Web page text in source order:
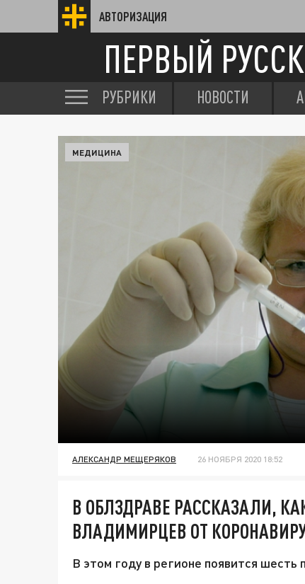
АВТОРИЗАЦИЯ
ПЕРВЫЙ
РУБРИКИ НОВОСТИ
МЕДИЦИНА
АЛЕКСАНДР МЕЩЕРЯКОВ 26 НОЯБРЯ 2020 18:52
В ОБЛЗДРАВЕ РАССКАЗАЛИ,
ВЛАДИМИРЦЕВ ОТ
В этом году в регионе появится шесть